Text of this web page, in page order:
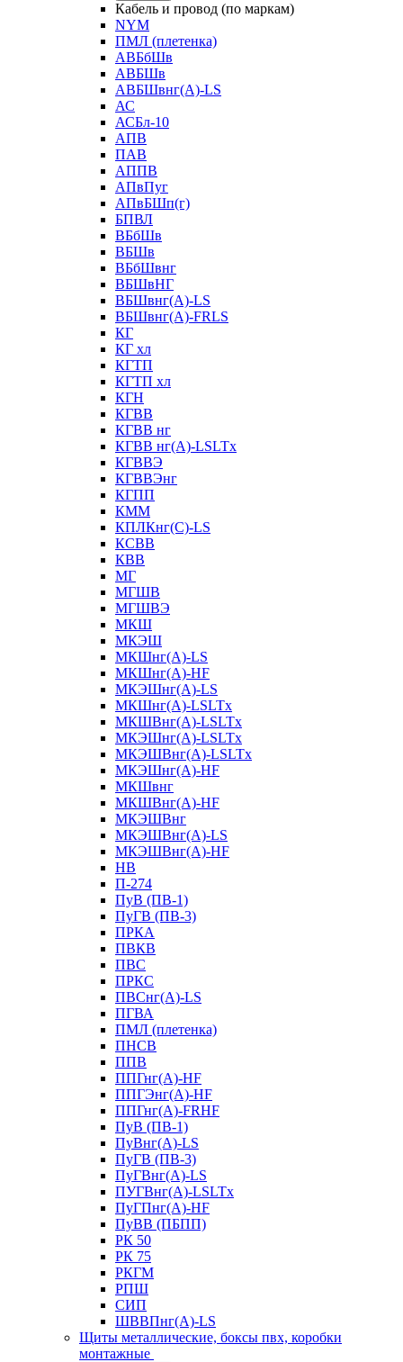
Кабель и провод (по маркам)
NYM
ПМЛ (плетенка)
АВБбШв
АВБШв
АВБШвнг(А)-LS
АС
АСБл-10
АПВ
ПАВ
АППВ
АПвПуг
АПвБШп(г)
БПВЛ
ВБбШв
ВБШв
ВБбШвнг
ВБШвНГ
ВБШвнг(А)-LS
ВБШвнг(А)-FRLS
КГ
КГ хл
КГТП
КГТП хл
КГН
КГВВ
КГВВ нг
КГВВ нг(А)-LSLTx
КГВВЭ
КГВВЭнг
КГПП
КММ
КПЛКнг(C)-LS
КСВВ
КВВ
МГ
МГШВ
МГШВЭ
МКШ
МКЭШ
МКШнг(А)-LS
МКШнг(А)-HF
МКЭШнг(А)-LS
МКШнг(А)-LSLTx
МКШВнг(A)-LSLTx
МКЭШнг(А)-LSLTx
МКЭШВнг(A)-LSLTx
МКЭШнг(А)-HF
МКШвнг
МКШВнг(А)-HF
МКЭШВнг
МКЭШВнг(А)-LS
МКЭШВнг(А)-HF
НВ
П-274
ПуВ (ПВ-1)
ПуГВ (ПВ-3)
ПРКА
ПВКВ
ПВС
ПРКС
ПВСнг(А)-LS
ПГВА
ПМЛ (плетенка)
ПНСВ
ППВ
ППГнг(А)-HF
ППГЭнг(А)-HF
ППГнг(А)-FRHF
ПуВ (ПВ-1)
ПуВнг(А)-LS
ПуГВ (ПВ-3)
ПуГВнг(А)-LS
ПУГВнг(А)-LSLTx
ПуГПнг(А)-HF
ПуВВ (ПБПП)
РК 50
РК 75
РКГМ
РПШ
СИП
ШВВПнг(А)-LS
Щиты металлические, боксы пвх, коробки
монтажные